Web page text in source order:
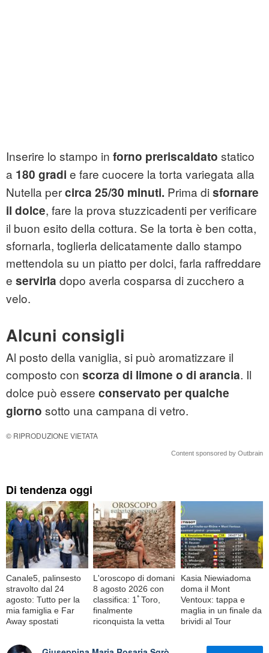
Inserire lo stampo in forno preriscaldato statico
a 180 gradi e fare cuocere la torta variegata alla
Nutella percirca 25/30 minuti. Prima di sfornare
il dolce, fare la prova stuzzicadenti per verificare
il buon esito della cottura. Se la torta è ben cotta,
sfornarla, toglierla delicatamente dallo stampo
mettendola su un piatto per dolci, farla raffreddare
e servirla dopo averla cosparsa di zucchero a
velo.
Alcuni consigli
Al posto della vaniglia, si può aromatizzare il
composto con scorza di limone o di arancia. Il
dolce può essere conservato per qualche
giorno sotto una campana di vetro.
© RIPRODUZIONE VIETATA
Content sponsored by Outbrain
Di tendenza oggi
Canale5, palinsesto
stravolto dal 24
agosto: Tutto per la
mia famiglia e Far
Away spostati
L'oroscopo di domani
8 agosto 2026 con
classifica: 1ﾟToro,
finalmente
riconquista la vetta
Kasia Niewiadoma
doma il Mont
Ventoux: tappa e
maglia in un finale da
brividi al Tour